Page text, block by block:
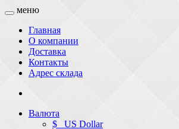
меню
Главная
О компании
Доставка
Контакты
Адрес склада
Валюта
$ US Dollar